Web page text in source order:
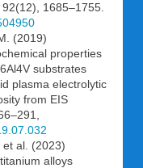
1685–1755.
(2019)
properties
substrates
plasma electrolytic
from EIS
et al. (2023)
alloys